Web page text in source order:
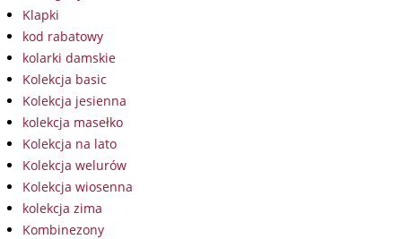
Klapki
kod rabatowy
kolarki damskie
Kolekcja basic
Kolekcja jesienna
kolekcja masełko
Kolekcja na lato
Kolekcja welurów
Kolekcja wiosenna
kolekcja zima
Kombinezony